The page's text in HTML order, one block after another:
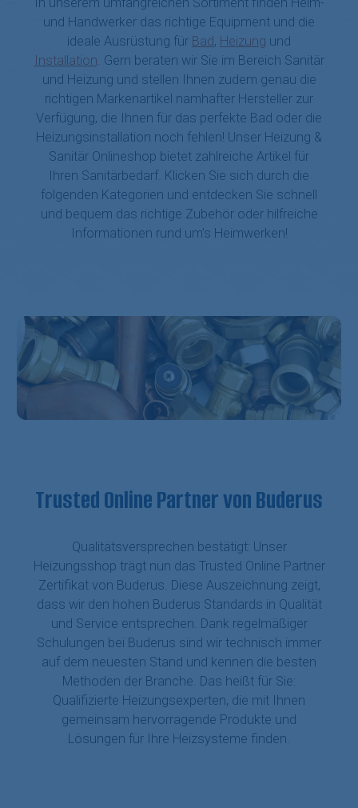
und Handwerker das richtige Equipment und die
ideale Ausrüstung für Bad, Heizung und
Installation. Gern beraten wir Sie im Bereich Sanitär
und Heizung und stellen Ihnen zudem genau die
richtigen Markenartikel namhafter Hersteller zur
Verfügung, die Ihnen für das perfekte Bad oder die
Heizungsinstallation noch fehlen! Unser Heizung &
Sanitär Onlineshop bietet zahlreiche Artikel für
Ihren Sanitärbedarf. Klicken Sie sich durch die
folgenden Kategorien und entdecken Sie schnell
und bequem das richtige Zubehör oder hilfreiche
Informationen rund um’s Heimwerken!
Trusted Online Partner von Buderus
Qualitätsversprechen bestätigt: Unser
Heizungsshop trägt nun das Trusted Online Partner
Zertifikat von Buderus. Diese Auszeichnung zeigt,
dass wir den hohen Buderus Standards in Qualität
und Service entsprechen. Dank regelmäßiger
Schulungen bei Buderus sind wir technisch immer
auf dem neuesten Stand und kennen die besten
Methoden der Branche. Das heißt für Sie:
Qualifizierte Heizungsexperten, die mit Ihnen
gemeinsam hervorragende Produkte und
Lösungen für Ihre Heizsysteme finden.